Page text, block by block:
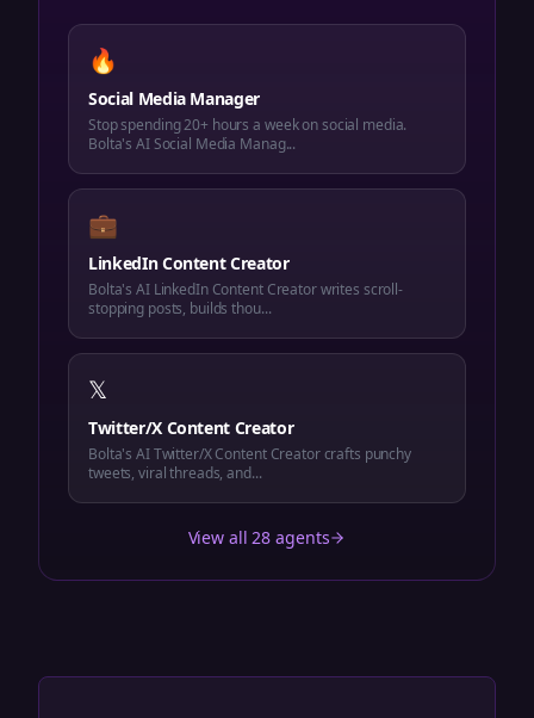
🔥
Social Media Manager
Stop spending 20+ hours a week on social media.
Bolta's AI Social Media Manag...
💼
LinkedIn Content Creator
Bolta's AI LinkedIn Content Creator writes scroll-
stopping posts, builds thou...
𝕏
Twitter/X Content Creator
Bolta's AI Twitter/X Content Creator crafts punchy
tweets, viral threads, and...
View all 28 agents